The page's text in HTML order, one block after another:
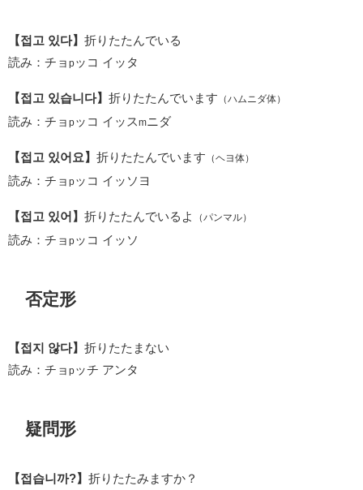
【접고 있다】 折りたたんでいる
読み：チョ pッコ イッタ
【접고 있습니다】 折りたたんでいます （ハムニダ体）
読み：チョ pッコ イッス m ニダ
【접고 있어요】 折りたたんでいます （ヘヨ体）
読み：チョ pッコ イッソヨ
【접고 있어】 折りたたんでいるよ （パンマル）
読み：チョ pッコ イッソ
否定形
【접지 않다】 折りたたまない
読み：チョ pッチ アンタ
疑問形
【접습니까?】 折りたたみますか？